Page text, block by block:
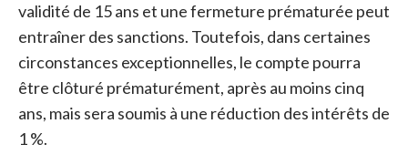
validité de 15 ans et une fermeture prématurée peut
entraîner des sanctions. Toutefois, dans certaines
circonstances exceptionnelles, le compte pourra
être clôturé prématurément, après au moins cinq
ans, mais sera soumis à une réduction des intérêts de
1 %.